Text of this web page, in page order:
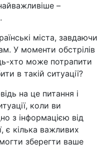
–
міста, завдаючи
У моменти обстрілів
хто може потрапити
в такій ситуації?
на це питання і
коли ви
з інформацією від
є кілька важливих
зберегти ваше